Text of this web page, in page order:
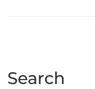
Search